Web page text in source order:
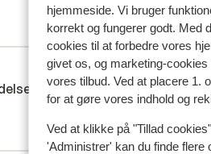
hjemmeside. Vi bruger
korrekt og fungerer godt. Med
cookies til at forbedre vores
givet os, og marketing-
vores tilbud. Ved at placere 1.
for at gøre vores indhold og
Ved at klikke på "Tillad
'Administrer' kan du finde flere
der ærligt afspejler deres